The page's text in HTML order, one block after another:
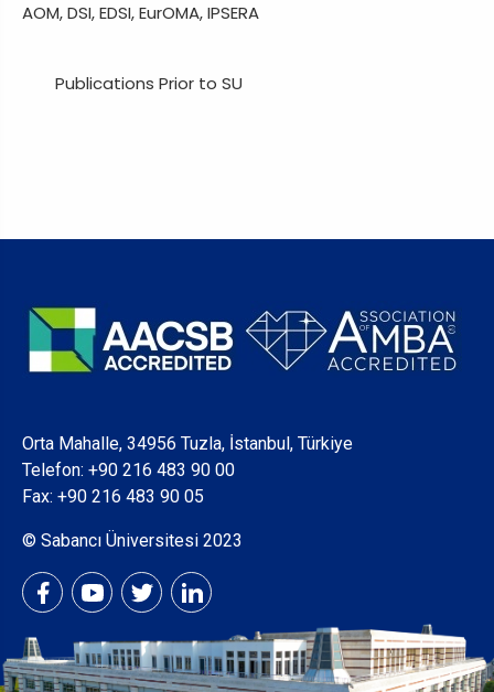
AOM, DSI, EDSI, EurOMA, IPSERA
Publications Prior to SU
Orta Mahalle, 34956 Tuzla, İstanbul, Türkiye
Telefon: +90 216 483 90 00
Fax: +90 216 483 90 05
© Sabancı Üniversitesi 2023